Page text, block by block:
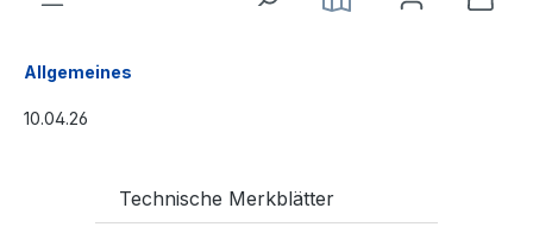
Allgemeines
10.04.26
Technische Merkblätter